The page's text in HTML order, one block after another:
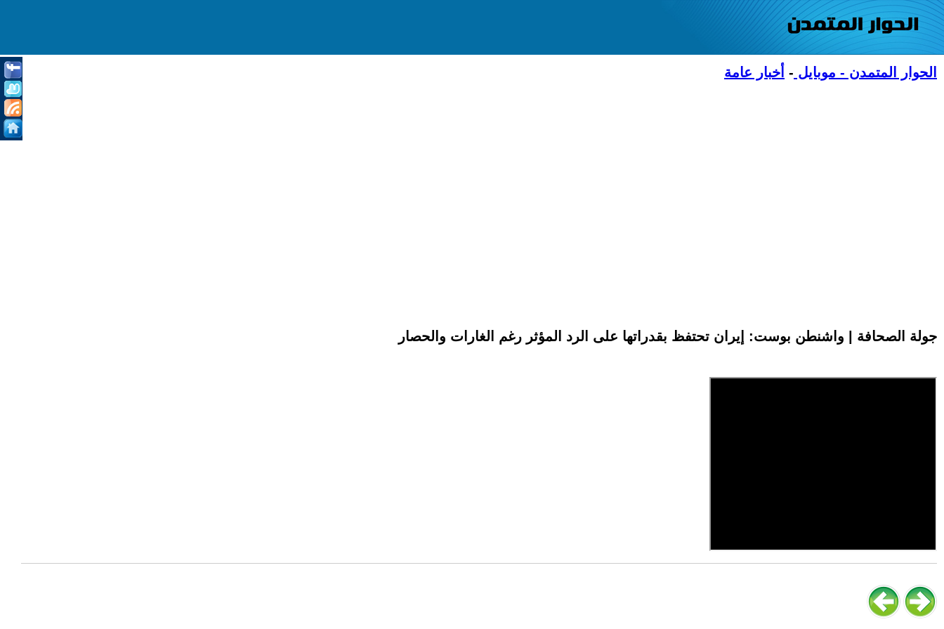
الحوار المتمدن - موبايل - أخبار عامة
جولة الصحافة | واشنطن بوست: إيران تحتفظ بقدراتها على الرد المؤثر رغم الغارات والحصار